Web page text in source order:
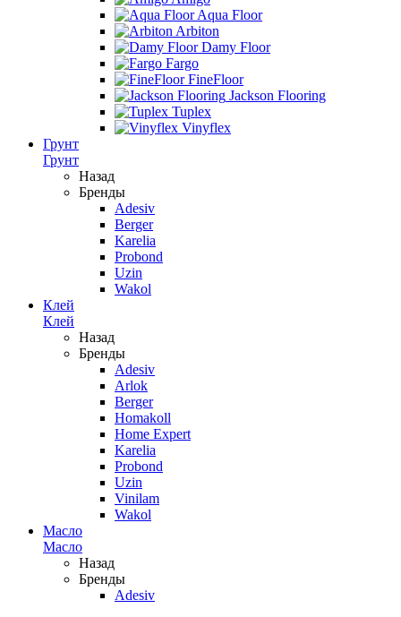
Aqua Floor
Arbiton
Damy Floor
Fargo
FineFloor
Jackson Flooring
Tuplex
Vinyflex
Грунт
Грунт
Назад
Бренды
Adesiv
Berger
Karelia
Probond
Uzin
Wakol
Клей
Клей
Назад
Бренды
Adesiv
Arlok
Berger
Homakoll
Home Expert
Karelia
Probond
Uzin
Vinilam
Wakol
Масло
Масло
Назад
Бренды
Adesiv